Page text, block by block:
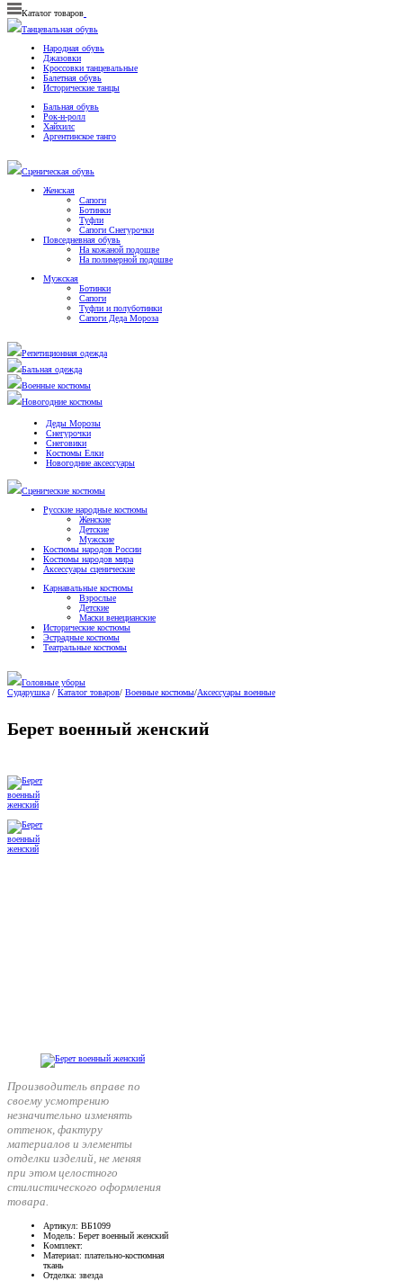
Каталог товаров
Танцевальная обувь
Народная обувь
Джазовки
Кроссовки танцевальные
Балетная обувь
Исторические танцы
Бальная обувь
Рок-н-ролл
Хайхилс
Аргентинское танго
Сценическая обувь
Женская
Сапоги
Ботинки
Туфли
Сапоги Снегурочки
Повседневная обувь
На кожаной подошве
На полимерной подошве
Мужская
Ботинки
Сапоги
Туфли и полуботинки
Сапоги Деда Мороза
Репетиционная одежда
Бальная одежда
Военные костюмы
Новогодние костюмы
Деды Морозы
Снегурочки
Снеговики
Костюмы Елки
Новогодние аксессуары
Сценические костюмы
Русские народные костюмы
Женские
Детские
Мужские
Костюмы народов России
Костюмы народов мира
Аксессуары сценические
Карнавальные костюмы
Взрослые
Детские
Маски венецианские
Исторические костюмы
Эстрадные костюмы
Театральные костюмы
Головные уборы
Сударушка / Каталог товаров/ Военные костюмы/Аксессуары военные
Берет военный женский
Производитель вправе по
своему усмотрению
незначительно изменять
оттенок, фактуру
материалов и элементы
отделки изделий, не меняя
при этом целостного
стилистического оформления
товара.
Артикул: ВБ1099
Модель: Берет военный женский
Комплект:
Материал: плательно-костюмная
ткань
Отделка: звезда